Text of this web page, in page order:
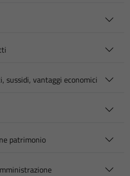
sussidi, vantaggi economici
patrimonio